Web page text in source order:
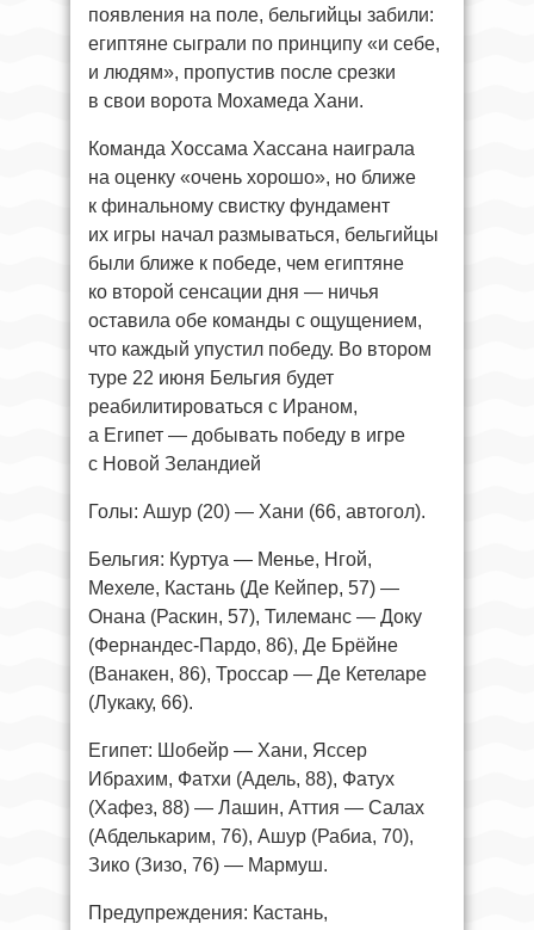
появления на поле, бельгийцы забили:
египтяне сыграли по принципу «и себе,
и людям», пропустив после срезки
в свои ворота Мохамеда Хани.
Команда Хоссама Хассана наиграла
на оценку «очень хорошо», но ближе
к финальному свистку фундамент
их игры начал размываться, бельгийцы
были ближе к победе, чем египтяне
ко второй сенсации дня — ничья
оставила обе команды с ощущением,
что каждый упустил победу. Во втором
туре 22 июня Бельгия будет
реабилитироваться с Ираном,
а Египет — добывать победу в игре
с Новой Зеландией
Голы: Ашур (20) — Хани (66, автогол).
Бельгия: Куртуа — Менье, Нгой,
Мехеле, Кастань (Де Кейпер, 57) —
Онана (Раскин, 57), Тилеманс — Доку
(Фернандес-Пардо, 86), Де Брёйне
(Ванакен, 86), Троссар — Де Кетеларе
(Лукаку, 66).
Египет: Шобейр — Хани, Яссер
Ибрахим, Фатхи (Адель, 88), Фатух
(Хафез, 88) — Лашин, Аттия — Салах
(Абделькарим, 76), Ашур (Рабиа, 70),
Зико (Зизо, 76) — Мармуш.
Предупреждения: Кастань,